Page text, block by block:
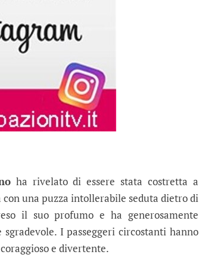
ha rivelato di essere stata costretta a
una puzza intollerabile seduta dietro di
il suo profumo e ha generosamente
I passeggeri circostanti hanno
e divertente.